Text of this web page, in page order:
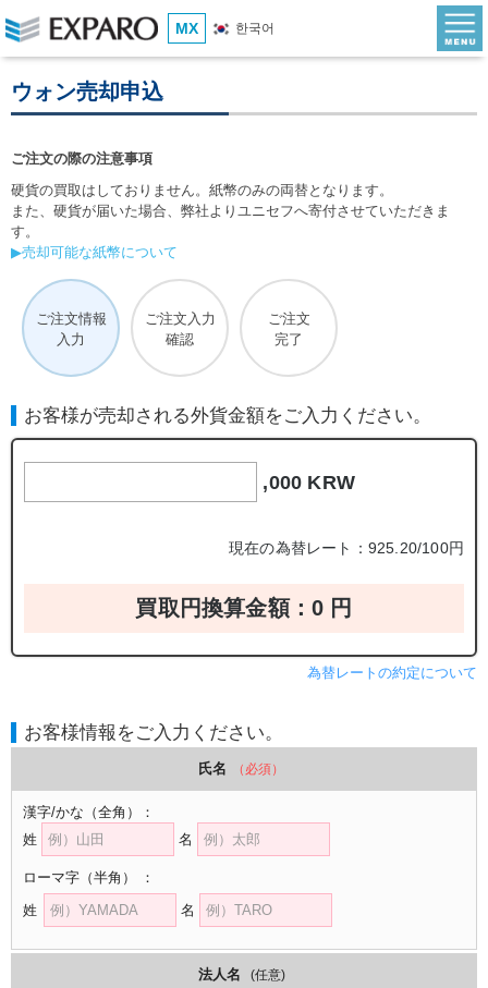
MX 한국어
ウォン売却申込
ご注文の際の注意事項
硬貨の買取はしておりません。紙幣のみの両替となります。
また、硬貨が届いた場合、弊社よりユニセフへ寄付させていただきま
す。
▶売却可能な紙幣について
ご注文情報
入力
ご注文入力
確認
ご注文
完了
お客様が売却される外貨金額をご入力ください。
,000 KRW
現在の為替レート：925.20/100円
買取円換算金額： 0 円
為替レートの約定について
お客様情報をご入力ください。
氏名 （必須）
漢字/かな （全角）
：
姓
名
ローマ字 （半角）
：
姓
名
法人名 (任意)